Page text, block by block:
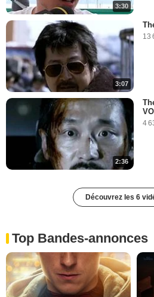
3:30
3:07
13
2:36
VO
4
Découvrez les 6
Top Bandes-annonces